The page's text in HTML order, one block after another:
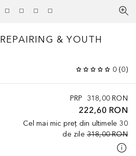
REPAIRING & YOUTH
0 (0)
PRP 318,00 RON
222,60 RON
Cel mai mic preț din ultimele 30
de zile 318,00 RON